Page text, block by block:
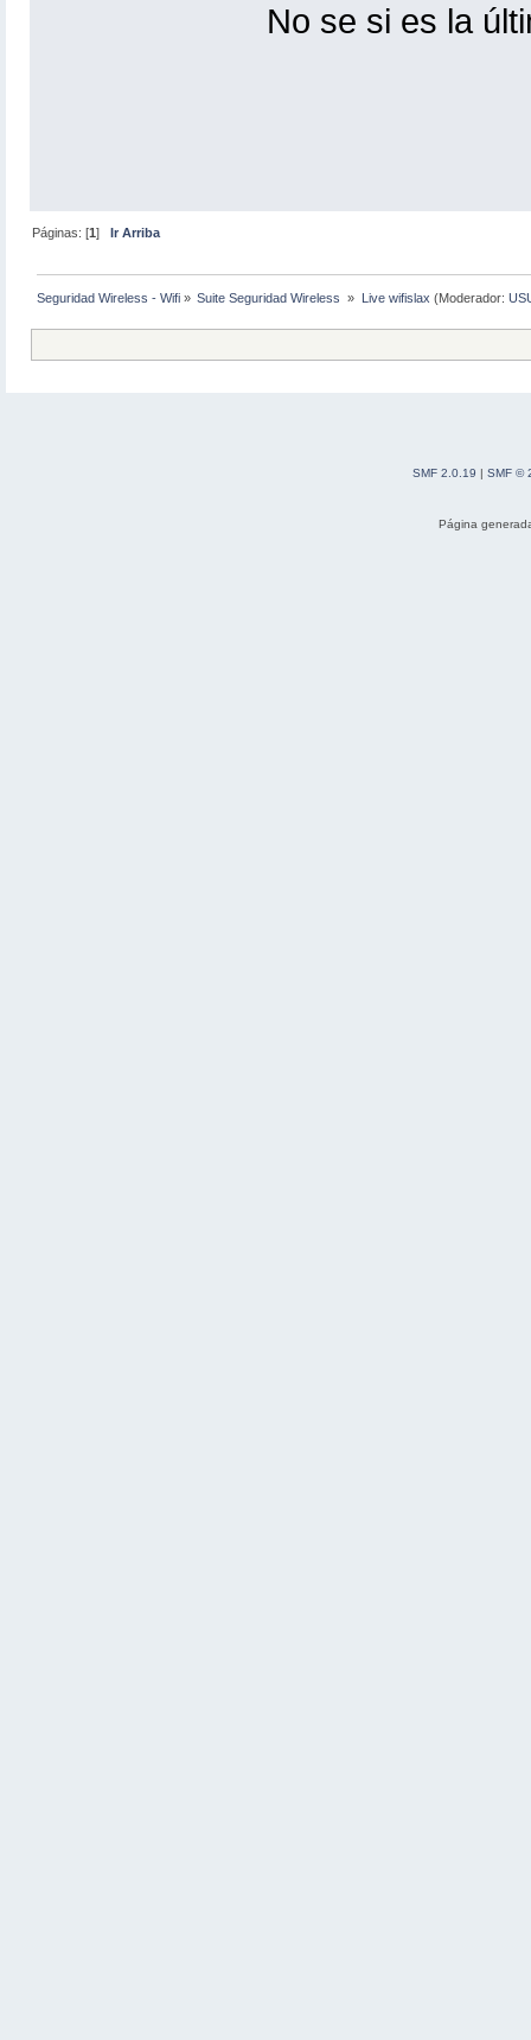
No se si es la
Páginas: [1]Ir Arriba
Seguridad Wireless - Wifi » Suite Seguridad Wireless » Live wifislax (Moderador:
SMF 2.0.19 | SMF ©
Página